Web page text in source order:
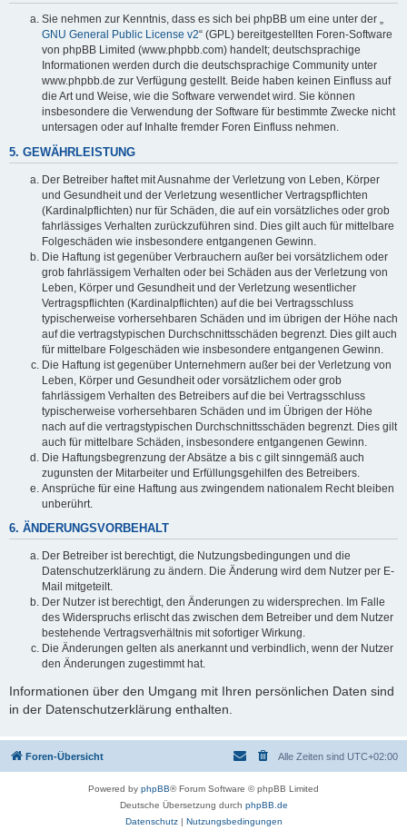
Sie nehmen zur Kenntnis, dass es sich bei phpBB um eine unter der „
GNU General Public License v2“ (GPL) bereitgestellten Foren-Software
von phpBB Limited (www.phpbb.com) handelt; deutschsprachige
Informationen werden durch die deutschsprachige Community unter
www.phpbb.de zur Verfügung gestellt. Beide haben keinen Einfluss auf
die Art und Weise, wie die Software verwendet wird. Sie können
insbesondere die Verwendung der Software für bestimmte Zwecke nicht
untersagen oder auf Inhalte fremder Foren Einfluss nehmen.
5. GEWÄHRLEISTUNG
Der Betreiber haftet mit Ausnahme der Verletzung von Leben, Körper
und Gesundheit und der Verletzung wesentlicher Vertragspflichten
(Kardinalpflichten) nur für Schäden, die auf ein vorsätzliches oder grob
fahrlässiges Verhalten zurückzuführen sind. Dies gilt auch für mittelbare
Folgeschäden wie insbesondere entgangenen Gewinn.
Die Haftung ist gegenüber Verbrauchern außer bei vorsätzlichem oder
grob fahrlässigem Verhalten oder bei Schäden aus der Verletzung von
Leben, Körper und Gesundheit und der Verletzung wesentlicher
Vertragspflichten (Kardinalpflichten) auf die bei Vertragsschluss
typischerweise vorhersehbaren Schäden und im übrigen der Höhe nach
auf die vertragstypischen Durchschnittsschäden begrenzt. Dies gilt auch
für mittelbare Folgeschäden wie insbesondere entgangenen Gewinn.
Die Haftung ist gegenüber Unternehmern außer bei der Verletzung von
Leben, Körper und Gesundheit oder vorsätzlichem oder grob
fahrlässigem Verhalten des Betreibers auf die bei Vertragsschluss
typischerweise vorhersehbaren Schäden und im Übrigen der Höhe
nach auf die vertragstypischen Durchschnittsschäden begrenzt. Dies gilt
auch für mittelbare Schäden, insbesondere entgangenen Gewinn.
Die Haftungsbegrenzung der Absätze a bis c gilt sinngemäß auch
zugunsten der Mitarbeiter und Erfüllungsgehilfen des Betreibers.
Ansprüche für eine Haftung aus zwingendem nationalem Recht bleiben
unberührt.
6. ÄNDERUNGSVORBEHALT
Der Betreiber ist berechtigt, die Nutzungsbedingungen und die
Datenschutzerklärung zu ändern. Die Änderung wird dem Nutzer per E-
Mail mitgeteilt.
Der Nutzer ist berechtigt, den Änderungen zu widersprechen. Im Falle
des Widerspruchs erlischt das zwischen dem Betreiber und dem Nutzer
bestehende Vertragsverhältnis mit sofortiger Wirkung.
Die Änderungen gelten als anerkannt und verbindlich, wenn der Nutzer
den Änderungen zugestimmt hat.
Informationen über den Umgang mit Ihren persönlichen Daten sind
in der Datenschutzerklärung enthalten.
Foren-Übersicht Alle Zeiten sind UTC+02:00
Powered by phpBB® Forum Software © phpBB Limited
Deutsche Übersetzung durch phpBB.de
Datenschutz| Nutzungsbedingungen